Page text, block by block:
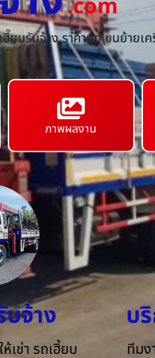
.com
ฮี๊ยบรับจ้าง ราคาถูก ขนย้าย
ภาพผลงาน
จ้าง
เช่า รถเฮี้ยบ
บ
ทีมง